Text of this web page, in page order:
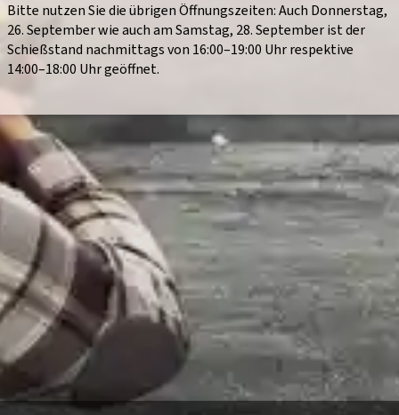
Bitte nutzen Sie die übrigen Öffnungszeiten: Auch Donnerstag,
26. September wie auch am Samstag, 28. September ist der
Schießstand nachmittags von 16:00–19:00 Uhr respektive
14:00–18:00 Uhr geöffnet.